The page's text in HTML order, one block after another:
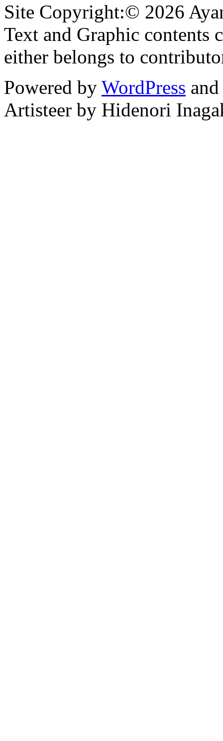
Site Copyright:© 2026
Text and Graphic contents
either belongs to
Powered by WordPress and
Artisteer by Hidenori